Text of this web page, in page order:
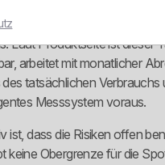
über klassische
Laut Produktseite ist dieser
arbeitet mit monatlicher
des tatsächlichen Verbrauchs
Messsystem voraus.
ist, dass die Risiken offen
keine Obergrenze für die